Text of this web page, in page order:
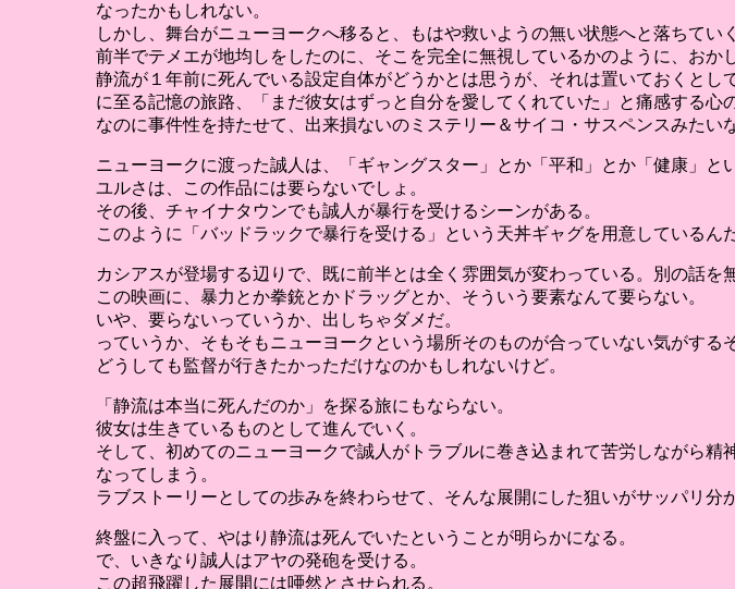
なったかもしれない。
しかし、舞台がニューヨークへ移ると、もはや救いようの無い状態へと落ちていく
前半でテメエが地均しをしたのに、そこを完全に無視しているかのように、おか
静流が１年前に死んでいる設定自体がどうかとは思うが、それは置いておくと
に至る記憶の旅路、「まだ彼女はずっと自分を愛してくれていた」と痛感する心
なのに事件性を持たせて、出来損ないのミステリー＆サイコ・サスペンスみたい
ニューヨークに渡った誠人は、「ギャングスター」とか「平和」とか「健康」
ユルさは、この作品には要らないでしょ。
その後、チャイナタウンでも誠人が暴行を受けるシーンがある。
このように「バッドラックで暴行を受ける」という天丼ギャグを用意しているん
カシアスが登場する辺りで、既に前半とは全く雰囲気が変わっている。別の話を
この映画に、暴力とか拳銃とかドラッグとか、そういう要素なんて要らない。
いや、要らないっていうか、出しちゃダメだ。
っていうか、そもそもニューヨークという場所そのものが合っていない気がするぞ
どうしても監督が行きたかっただけなのかもしれないけど。
「静流は本当に死んだのか」を探る旅にもならない。
彼女は生きているものとして進んでいく。
そして、初めてのニューヨークで誠人がトラブルに巻き込まれて苦労しながら
なってしまう。
ラブストーリーとしての歩みを終わらせて、そんな展開にした狙いがサッパリ分
終盤に入って、やはり静流は死んでいたということが明らかになる。
で、いきなり誠人はアヤの発砲を受ける。
この超飛躍した展開には唖然とさせられる。